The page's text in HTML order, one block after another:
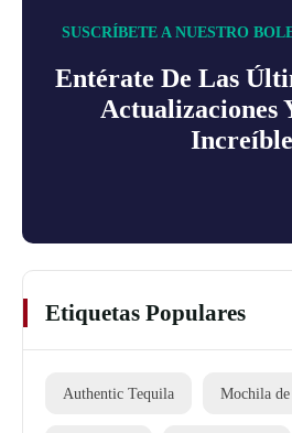
SUSCRÍBETE A NUESTRO
Entérate De Las
Actualizaciones
Etiquetas Populares
Authentic Tequila Mochila